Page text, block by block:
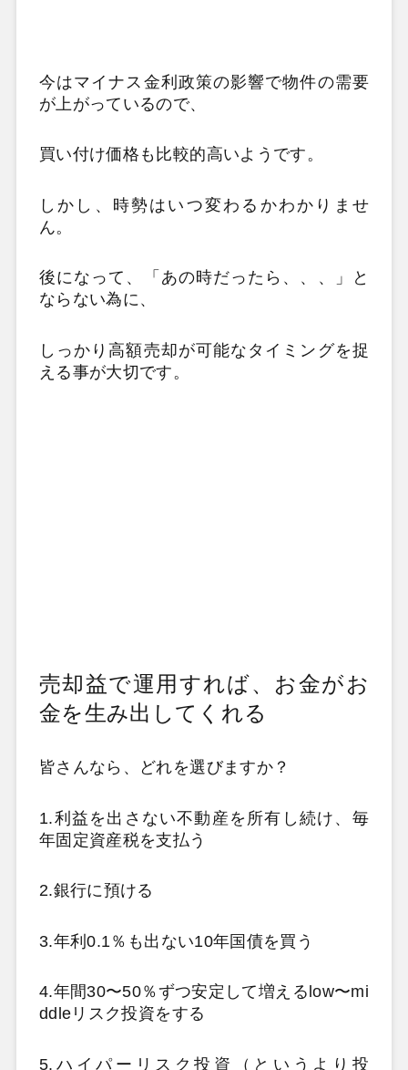
今はマイナス金利政策の影響で物件の需要
が上がっているので、
買い付け価格も比較的高いようです。
しかし、時勢はいつ変わるかわかりませ
ん。
後になって、「あの時だったら、、、」と
ならない為に、
しっかり高額売却が可能なタイミングを捉
える事が大切です。
売却益で運用すれば、お金がお
金を生み出してくれる
皆さんなら、どれを選びますか？
1.利益を出さない不動産を所有し続け、毎
年固定資産税を支払う
2.銀行に預ける
3.年利0.1％も出ない10年国債を買う
4.年間30〜50％ずつ安定して増えるlow〜mi
ddleリスク投資をする
5.ハイパーリスク投資（というより投